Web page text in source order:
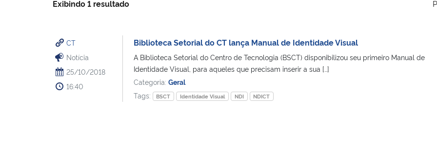
Exibindo 1 resultado
CT
Notícia
25/10/2018
16:40
Biblioteca Setorial do CT lança Manual de Identidade Visual
A Biblioteca Setorial do Centro de Tecnologia (BSCT) disponibilizou seu primeiro Manual de
Identidade Visual, para aqueles que precisam inserir a sua […]
Categoria: Geral
Tags:
BSCT Identidade Visual NDI NDICT